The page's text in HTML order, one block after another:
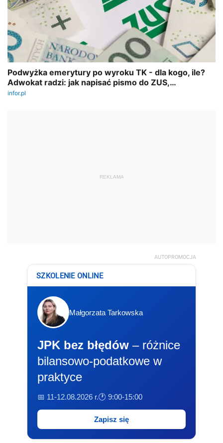
REKLAMA
AUTOPROMOCJA
SZKOLENIE ONLINE
Małgorzata Tarkowska
JPK bez błędów – różnice
bilansowo-podatkowe w
praktyce
📅 11-12.08.2026 r.🕐 9:00-15:00
Zapisz się